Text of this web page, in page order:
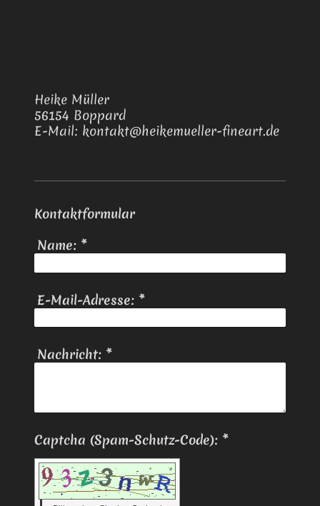
Heike Müller
56154 Boppard
E-Mail: kontakt@heikemueller-fineart.de
Kontaktformular
Name:*
E-Mail-Adresse:*
Nachricht:*
Captcha (Spam-Schutz-Code): *